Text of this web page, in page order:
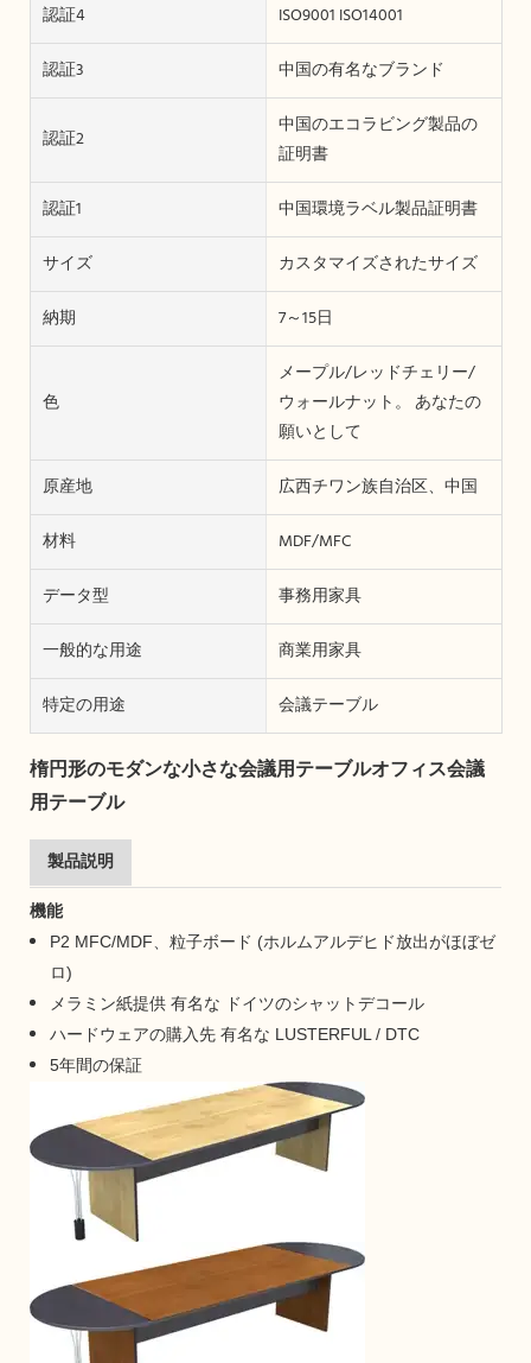
認証4
ISO9001 ISO14001
認証3
中国の有名なブランド
認証2
中国のエコラビング製品の
証明書
認証1
中国環境ラベル製品証明書
サイズ
カスタマイズされたサイズ
納期
7～15日
色
メープル/レッドチェリー/
ウォールナット。 あなたの
願いとして
原産地
広西チワン族自治区、中国
材料
MDF/MFC
データ型
事務用家具
一般的な用途
商業用家具
特定の用途
会議テーブル
楕円形のモダンな小さな会議用テーブルオフィス会議
用テーブル
製品説明
機能
P2 MFC/MDF、粒子ボード (ホルムアルデヒド放出がほぼゼ
ロ)
メラミン紙提供 有名な
ドイツのシャットデコール
ハードウェアの購入先 有名な LUSTERFUL / DTC
5年間の保証